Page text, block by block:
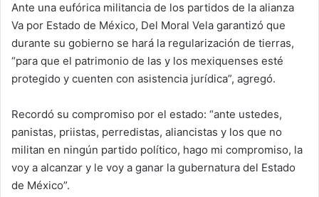
Ante una eufórica militancia de los partidos de la alianza
Va por Estado de México, Del Moral Vela garantizó que
durante su gobierno se hará la regularización de tierras,
“para que el patrimonio de las y los mexiquenses esté
protegido y cuenten con asistencia jurídica”, agregó.
Recordó su compromiso por el estado: “ante ustedes,
panistas, priistas, perredistas, aliancistas y los que no
militan en ningún partido político, hago mi compromiso, la
voy a alcanzar y le voy a ganar la gubernatura del Estado
de México”.